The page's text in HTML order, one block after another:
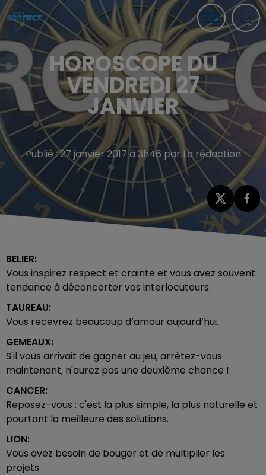
HOROSCOPE DU
VENDREDI 27
JANVIER
Publié : 27 janvier 2017 à 3h46 par La rédaction
BELIER:
Vous inspirez respect et crainte et vous avez souvent
tendance à déconcerter vos interlocuteurs.
TAUREAU:
Vous recevrez beaucoup d’amour aujourd’hui.
GEMEAUX:
S'il vous arrivait de gagner au jeu, arrêtez-vous
maintenant, n'aurez pas une deuxième chance !
CANCER:
Reposez-vous : c'est la plus simple, la plus naturelle et
pourtant la meilleure des solutions.
LION:
Vous avez besoin de bouger et de multiplier les
projets